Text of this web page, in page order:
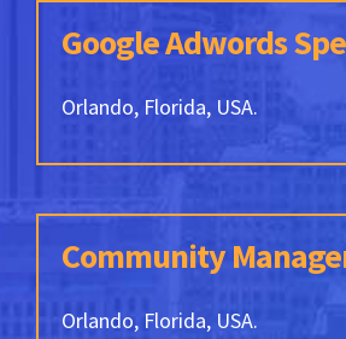
Google Adwords
Orlando, Florida, USA.
Community
Orlando, Florida, USA.